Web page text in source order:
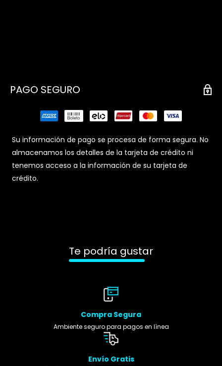
PAGO SEGURO
Su información de pago se procesa de forma segura. No
almacenamos los detalles de la tarjeta de crédito ni
tenemos acceso a la información de su tarjeta de
crédito.
Te podría gustar
Compra Segura
Ambiente seguro para pagos en línea
Envío Gratis